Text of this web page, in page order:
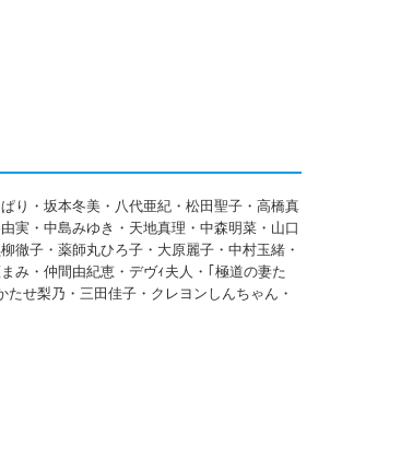
り・坂本冬美・八代亜紀・松田聖子・高橋真
実・中島みゆき・天地真理・中森明菜・山口
徹子・薬師丸ひろ子・大原麗子・中村玉緒・
み・仲間由紀恵・デヴｨ夫人・｢極道の妻た
たせ梨乃・三田佳子・クレヨンしんちゃん・